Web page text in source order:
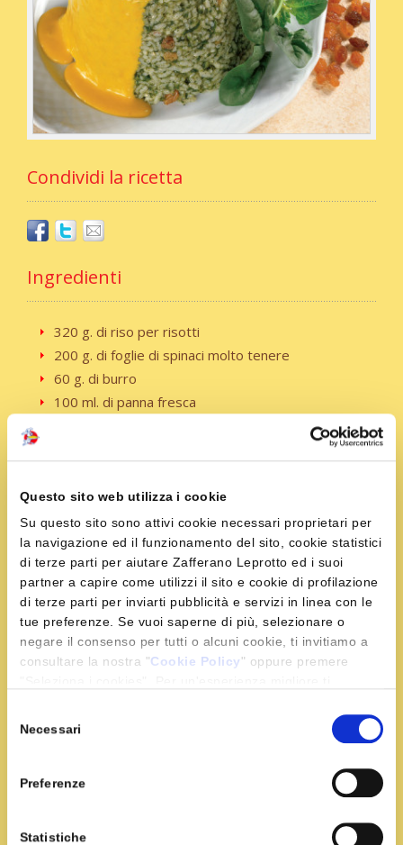
Questo sito web utilizza i cookie
Su questo sito sono attivi cookie necessari proprietari per
la navigazione ed il funzionamento del sito, cookie statistici
di terze parti per aiutare Zafferano Leprotto ed i suoi
partner a capire come utilizzi il sito e cookie di profilazione
di terze parti per inviarti pubblicità e servizi in linea con le
tue preferenze. Se vuoi saperne di più, selezionare o
negare il consenso per tutti o alcuni cookie, ti invitiamo a
consultare la nostra "Cookie Policy" oppure premere
delNecessari
Preferenze
Statistiche
Condividi la ricetta
Ingredienti
320 g. di riso per risotti
200 g. di foglie di spinaci molto tenere
60 g. di burro
100 ml. di panna fresca
1 bustina di zafferano
1 bicchiere di vino bianco
sale e pepe q.b.
Preparazione
Immergete l’uvetta nel vino e fatela ammollare,
casseruola con 50 g. di burro; versate gli spinaci e
Unite il riso, tostate alzando un poco la fiamma,
fuoco alto; versate un mestolo di brodo bollente e